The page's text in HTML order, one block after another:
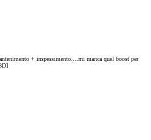
+ inspessimento....mi manca quel boost per